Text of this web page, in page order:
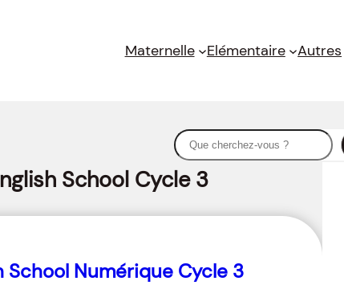
Maternelle Elémentaire Autres
S
e
a
c
School Cycle 3
School Numérique Cycle 3